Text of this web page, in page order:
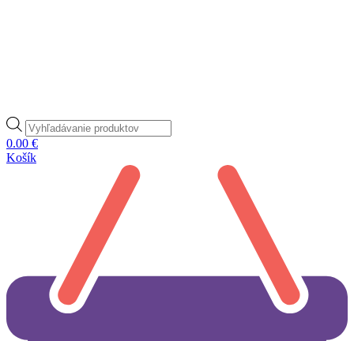
Products
search
0.00 €
Košík